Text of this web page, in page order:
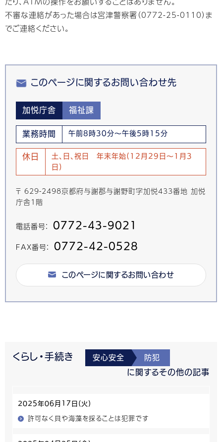
不審な連絡があった場合は宮津警察署（0772-25-0110）ま
でご連絡ください。
このページに関するお問い合わせ先
加悦庁舎 福祉課
業務時間 午前8時30分～午後5時15分
休日
土、日、祝日 年末年始(12月29日～1月3
日)
〒 629-2498京都府与謝郡与謝野町字加悦433番地 加悦
庁舎1階
電話番号： 0772-43-9021
FAX番号： 0772-42-0528
このページに関するお問い合わせ
くらし・手続き 安心安全 防犯
に関するその他の記事
2025年06月17日(火)
許可なく貝や海藻を採ることは犯罪です